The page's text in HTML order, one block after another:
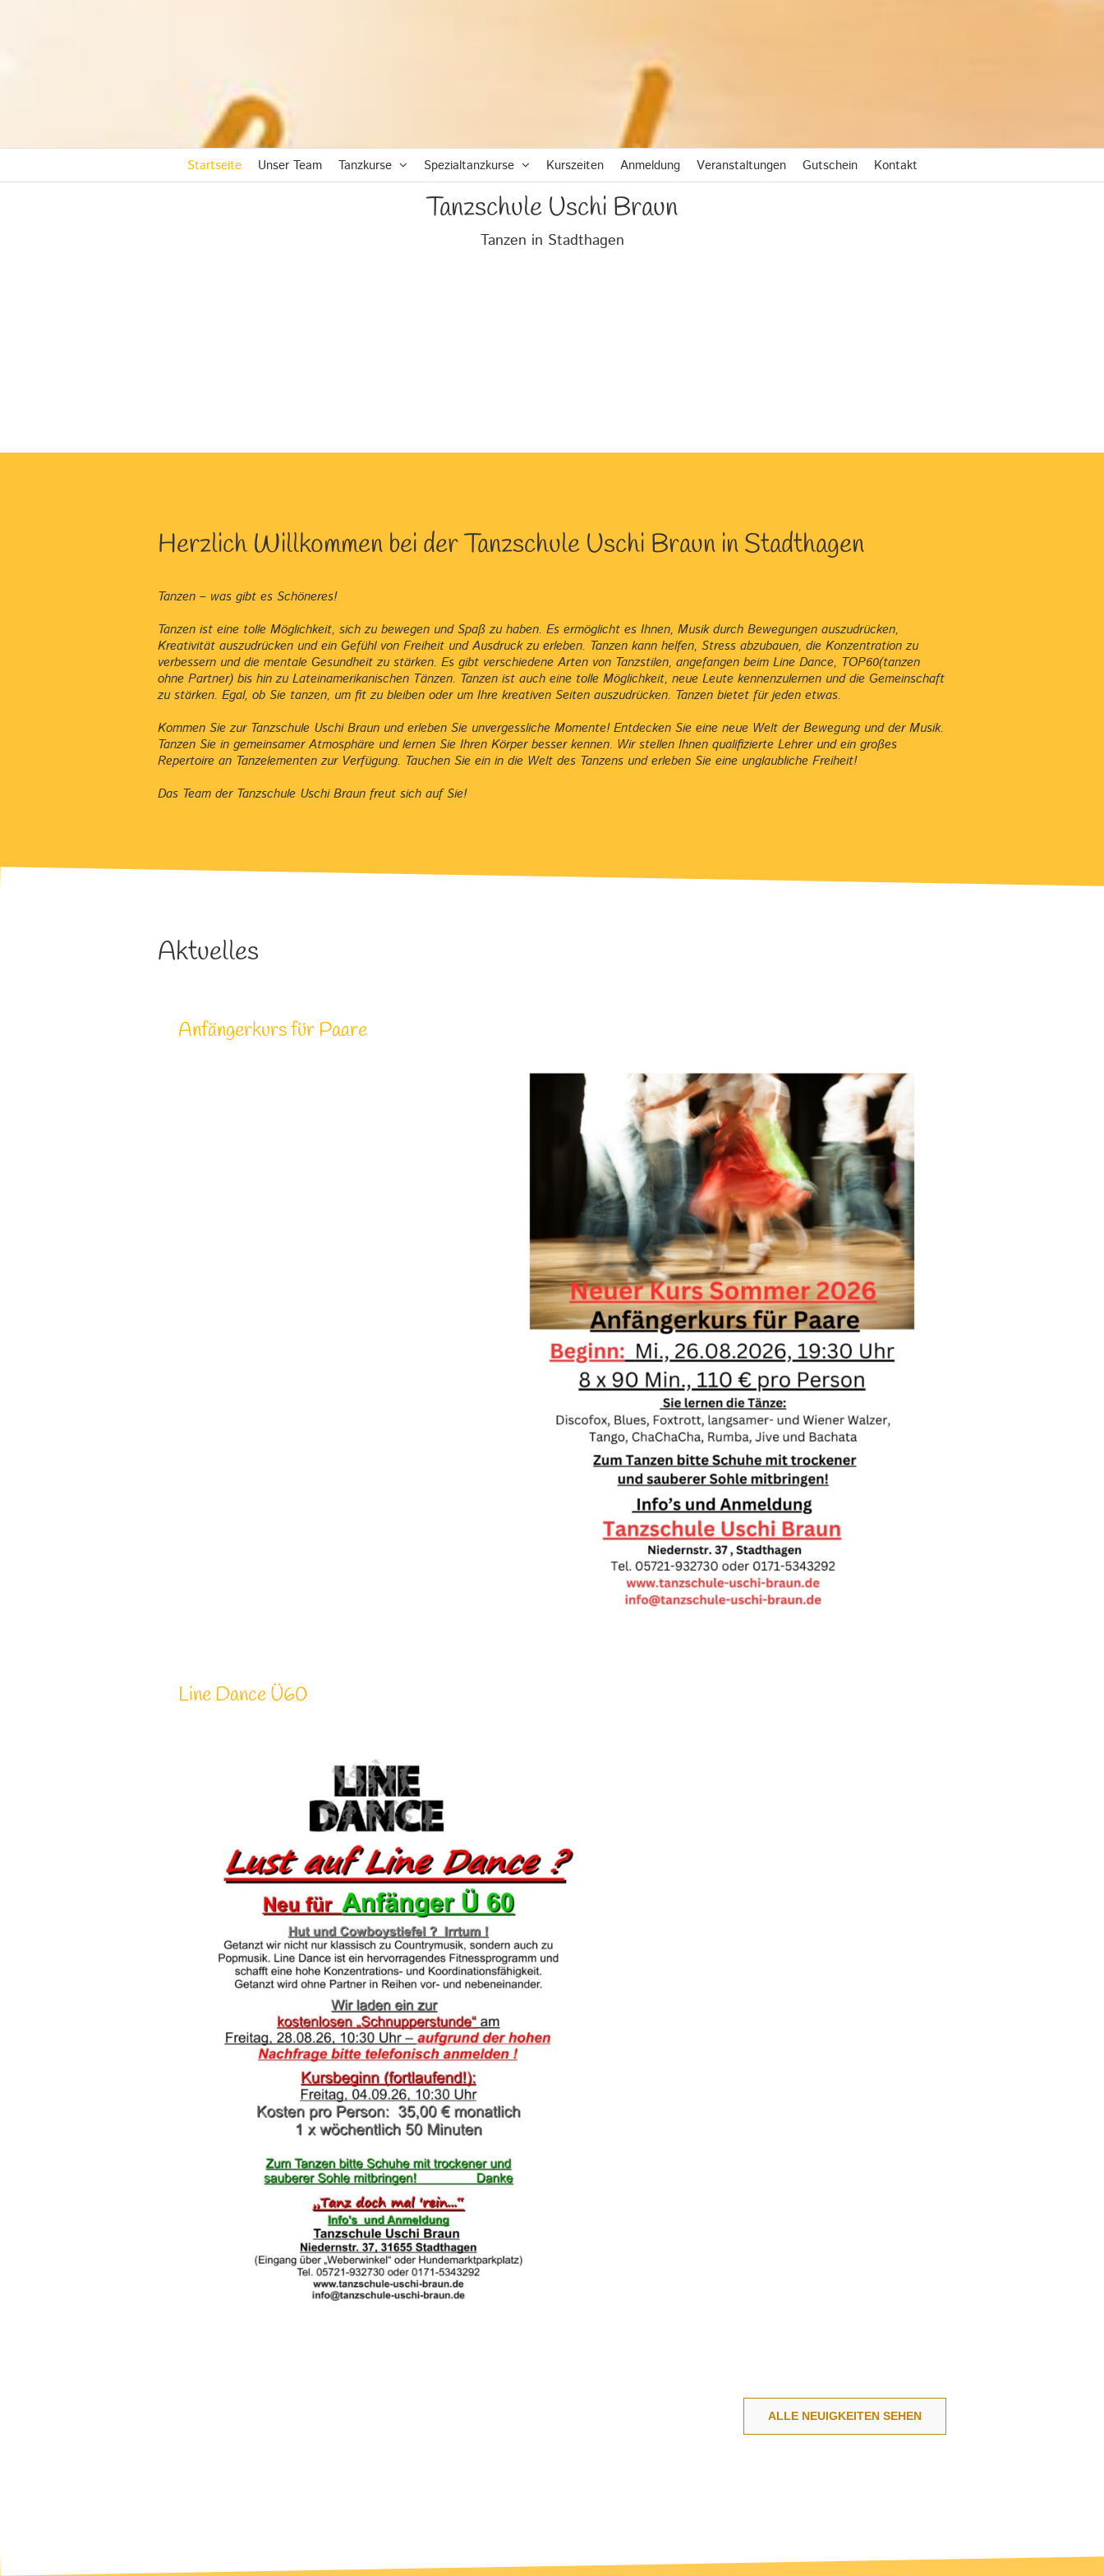
Startseite Unser Team Tanzkurse Spezialtanzkurse Kurszeiten Anmeldung Veranstaltungen Gutschein Kontakt
Tanzschule Uschi Braun
Tanzen in Stadthagen
Herzlich Willkommen bei der Tanzschule Uschi Braun in Stadthagen
Tanzen – was gibt es Schöneres!
Tanzen ist eine tolle Möglichkeit, sich zu bewegen und Spaß zu haben. Es ermöglicht es Ihnen, Musik durch Bewegungen auszudrücken,
Kreativität auszudrücken und ein Gefühl von Freiheit und Ausdruck zu erleben. Tanzen kann helfen, Stress abzubauen, die Konzentration zu
verbessern und die mentale Gesundheit zu stärken. Es gibt verschiedene Arten von Tanzstilen, angefangen beim Line Dance, TOP60(tanzen
ohne Partner) bis hin zu Lateinamerikanischen Tänzen. Tanzen ist auch eine tolle Möglichkeit, neue Leute kennenzulernen und die Gemeinschaft
zu stärken. Egal, ob Sie tanzen, um fit zu bleiben oder um Ihre kreativen Seiten auszudrücken. Tanzen bietet für jeden etwas.
Kommen Sie zur Tanzschule Uschi Braun und erleben Sie unvergessliche Momente! Entdecken Sie eine neue Welt der Bewegung und der Musik.
Tanzen Sie in gemeinsamer Atmosphäre und lernen Sie Ihren Körper besser kennen. Wir stellen Ihnen qualifizierte Lehrer und ein großes
Repertoire an Tanzelementen zur Verfügung. Tauchen Sie ein in die Welt des Tanzens und erleben Sie eine unglaubliche Freiheit!
Das Team der Tanzschule Uschi Braun freut sich auf Sie!
Aktuelles
Anfängerkurs für Paare
Line Dance Ü60
ALLE NEUIGKEITEN SEHEN